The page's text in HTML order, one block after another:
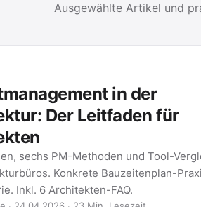
Ausgewählte Artikel und
in der
Der Leitfaden für
sechs PM-Methoden und Tool-
Konkrete Bauzeitenplan-
Inkl. 6 Architekten-FAQ.